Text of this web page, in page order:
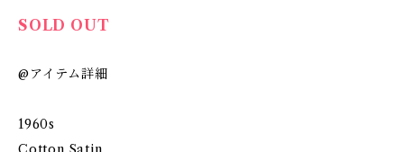
SOLD OUT
@アイテム詳細
1960s